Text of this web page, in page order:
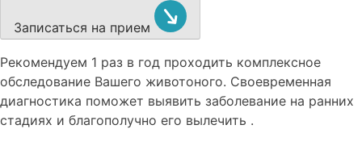
Записаться на прием
Рекомендуем 1 раз в год проходить комплексное
обследование Вашего животоного. Своевременная
диагностика поможет выявить заболевание на ранних
стадиях и благополучно его вылечить .